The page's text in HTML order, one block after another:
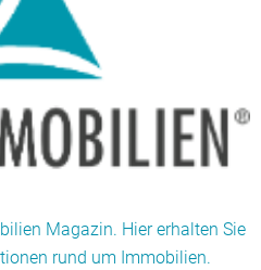
Magazin. Hier erhalten Sie
rund um Immobilien.